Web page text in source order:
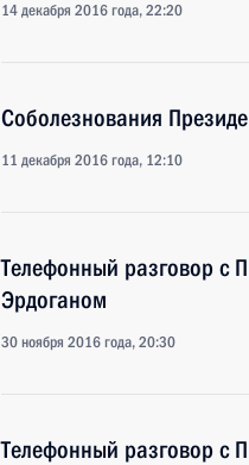
14 декабря 2016 года, 22:20
Соболезнования
11 декабря 2016 года, 12:10
Телефонный разговор с
Эрдоганом
30 ноября 2016 года, 20:30
Телефонный разговор с